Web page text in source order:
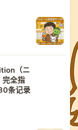
（ニ
完全指
条记录